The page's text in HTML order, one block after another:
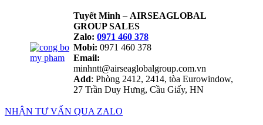
Tuyết Minh – AIRSEAGLOBAL
GROUP SALES
Zalo: 0971 460 378
Mobi: 0971 460 378
Email:
minhntt@airseaglobalgroup.com.vn
Add: Phòng 2412, 2414, tòa Eurowindow,
27 Trần Duy Hưng, Cầu Giấy, HN
NHẬN TƯ VẤN QUA ZALO